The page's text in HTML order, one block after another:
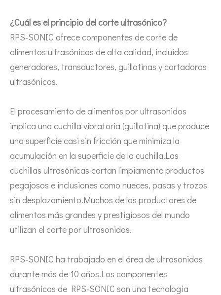
¿Cuál es el principio del corte ultrasónico?
RPS-SONIC ofrece componentes de corte de
alimentos ultrasónicos de alta calidad, incluidos
generadores, transductores, guillotinas y cortadoras
ultrasónicos.
El procesamiento de alimentos por ultrasonidos
implica una cuchilla vibratoria (guillotina) que produce
una superficie casi sin fricción que minimiza la
acumulación en la superficie de la cuchilla.Las
cuchillas ultrasónicas cortan limpiamente productos
pegajosos e inclusiones como nueces, pasas y trozos
sin desplazamiento.Muchos de los productores de
alimentos más grandes y prestigiosos del mundo
utilizan el corte por ultrasonidos.
RPS-SONIC ha trabajado en el área de ultrasonidos
durante más de 10 años.Los componentes
ultrasónicos de RPS-SONIC son una tecnología